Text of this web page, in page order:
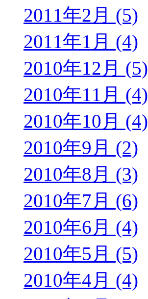
2011年2月 (5)
2011年1月 (4)
2010年12月 (5)
2010年11月 (4)
2010年10月 (4)
2010年9月 (2)
2010年8月 (3)
2010年7月 (6)
2010年6月 (4)
2010年5月 (5)
2010年4月 (4)